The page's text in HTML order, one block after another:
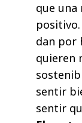
que
dan por
quieren
sentir
sentir